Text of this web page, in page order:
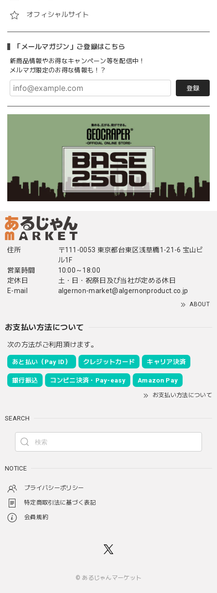
オフィシャルサイト
「メールマガジン」ご登録はこちら
新商品情報やお得なキャンペーン等を配信中！
メルマガ限定のお得な情報も！？
登録
住所
〒111-0053 東京都台東区浅草橋1-21-6 宝山ビ
ル1F
営業時間
10:00～18:00
定休日
土・日・祝祭日及び当社が定める休日
E-mail
algernon-market@algernonproduct.co.jp
ABOUT
お支払い方法について
次の方法がご利用頂けます。
あと払い（Pay ID） クレジットカード キャリア決済
銀行振込 コンビニ決済・Pay-easy Amazon Pay
お支払い方法について
SEARCH
NOTICE
プライバシーポリシー
特定商取引法に基づく表記
会員規約
© あるじゃんマーケット